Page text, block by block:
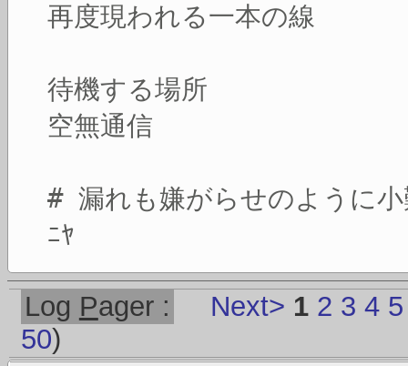
再度現われる一本の線
待機する場所
空無通信
# 漏れも嫌がらせのように
ﾆﾔ
Log Pager : Next> 1 2 3 4 5
50)